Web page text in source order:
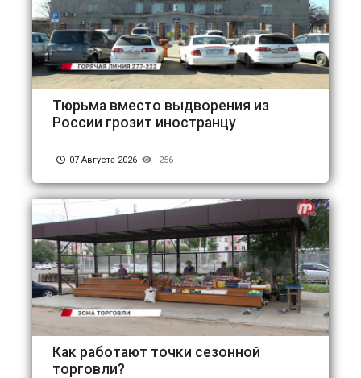
Тюрьма вместо выдворения из
России грозит иностранцу
07 Августа 2026 256
Как работают точки сезонной
торговли?